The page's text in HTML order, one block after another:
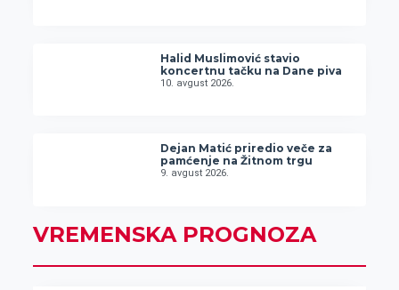
Halid Muslimović stavio
koncertnu tačku na Dane piva
10. avgust 2026.
Dejan Matić priredio veče za
pamćenje na Žitnom trgu
9. avgust 2026.
VREMENSKA PROGNOZA